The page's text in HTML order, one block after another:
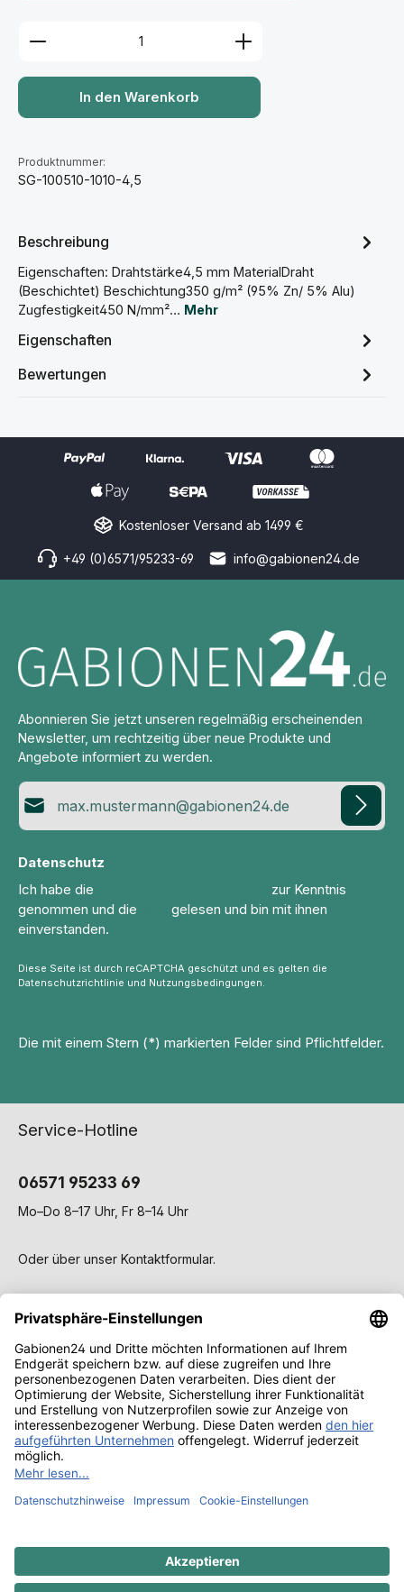
Produkt Anzahl: Gib den gewünschten Wert ein
In den Warenkorb
Produktnummer:
SG-100510-1010-4,5
Beschreibung
Eigenschaften: Drahtstärke4,5 mm MaterialDraht
(Beschichtet) Beschichtung350 g/m² (95% Zn/ 5% Alu)
Zugfestigkeit450 N/mm²… Mehr
Eigenschaften
Bewertungen
Kostenloser Versand ab 1499 €
+49 (0)6571/95233-69 info@gabionen24.de
Abonnieren Sie jetzt unseren regelmäßig erscheinenden
Newsletter, um rechtzeitig über neue Produkte und
Angebote informiert zu werden.
E-Mail-Adresse*
Datenschutz
Ich habe die
zur Kenntnis
genommen und die
gelesen und bin mit ihnen
einverstanden.
Diese Seite ist durch reCAPTCHA geschützt und es gelten die
Datenschutzrichtlinie und Nutzungsbedingungen
Die mit einem Stern (*) markierten Felder sind Pflichtfelder.
Service-Hotline
06571 95233 69
Mo–Do 8–17 Uhr, Fr 8–14 Uhr
Oder über unser Kontaktformular.
Service
Gabionen
Wissen & Ratgeber
und ggf. Nachnahmegebühren, wenn nicht
anders angegeben.